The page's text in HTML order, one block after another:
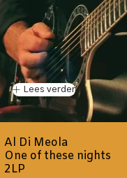
Lees verder
Al Di Meola
One of these nights
2LP